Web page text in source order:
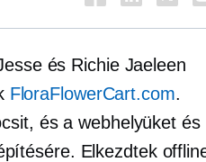
és Richie Jaeleen
FloraFlowerCart.com.
és a webhelyüket és
Elkezdtek